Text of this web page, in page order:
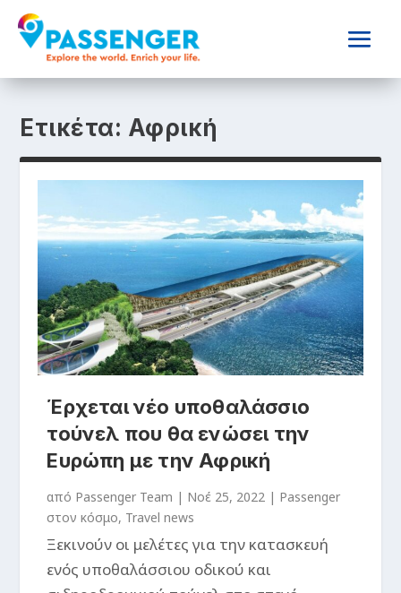
Ετικέτα: Αφρική
Έρχεται νέο υποθαλάσσιο
τούνελ που θα ενώσει την
Ευρώπη με την Αφρική
από Passenger Team | Νοέ 25, 2022 | Passenger
στον κόσμο, Travel news
Ξεκινούν οι μελέτες για την κατασκευή
ενός υποθαλάσσιου οδικού και